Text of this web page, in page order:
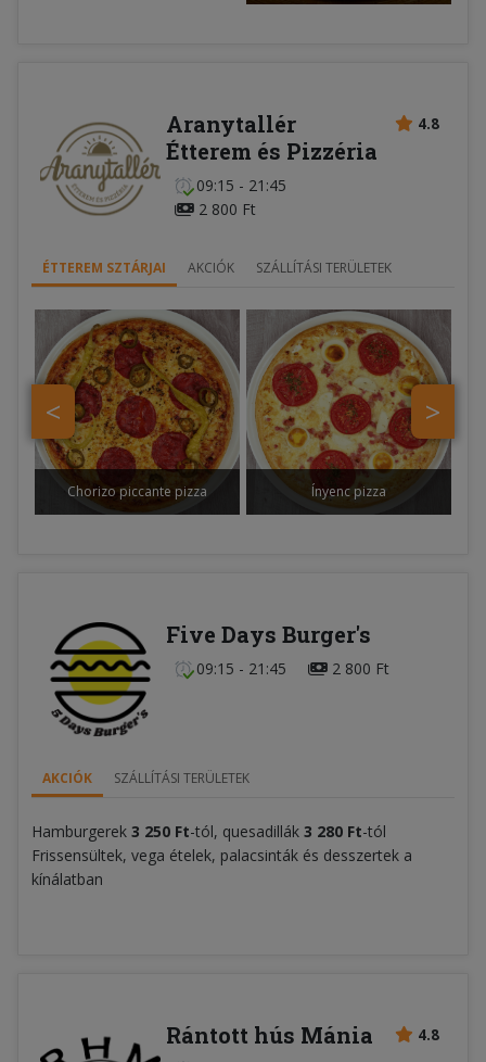
4.8
Aranytallér
Étterem és Pizzéria
09:15 - 21:45
2 800 Ft
ÉTTEREM SZTÁRJAI AKCIÓK SZÁLLÍTÁSI TERÜLETEK
>
<
Chorizo piccante pizza Ínyenc pizza
Five Days Burger's
09:15 - 21:45 2 800 Ft
AKCIÓK SZÁLLÍTÁSI TERÜLETEK
Hamburgerek 3 250 Ft-tól, quesadillák 3 280 Ft-tól
Frissensültek, vega ételek, palacsinták és desszertek a
kínálatban
4.8
Rántott hús Mánia